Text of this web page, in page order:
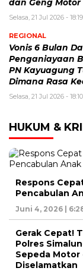
dan Geng Motor
Selasa, 21 Jul 2026 -
REGIONAL
Vonis 6 Bulan
Penganiayaan
PN Kayuagung
Dimana Rasa
Selasa, 21 Jul 2026 -
HUKUM &
Respons
Pencabulan
Juni 4, 2026 |
Gerak Cepat!
Polres
Sepeda Motor
Diselamatkan